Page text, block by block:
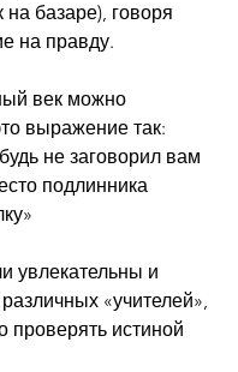
на базаре), говоря
на правду.
век можно
выражение так:
не заговорил вам
подлинника
увлекательны и
«учителей»,
проверять истиной